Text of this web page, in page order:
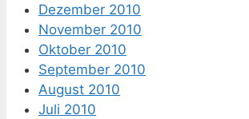
Dezember 2010
November 2010
Oktober 2010
September 2010
August 2010
Juli 2010